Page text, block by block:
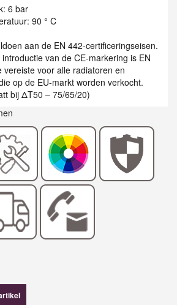
6 bar
90 ° C
aan de EN 442-certificeringseisen.
van de CE-markering is EN
vereiste voor alle radiatoren en
op de EU-markt worden verkocht.
bij ΔT50 – 75/65/20)